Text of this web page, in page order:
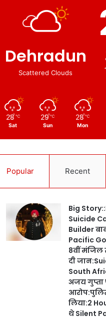
Dehradun
Scattered Clouds
28 ℃
Sat
29 ℃
Sun
28 ℃
Mon
Popular Recent
Big
Suicide
Builder
Pacific
8वीं
दी
South
अजय गुप्ता
लिया:2
थे Silent